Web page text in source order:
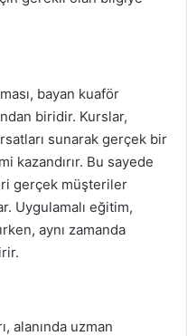
bayan kuaför
biridir. Kurslar,
sunarak gerçek bir
kazandırır. Bu sayede
gerçek müşteriler
Uygulamalı eğitim,
aynı zamanda
alanında uzman